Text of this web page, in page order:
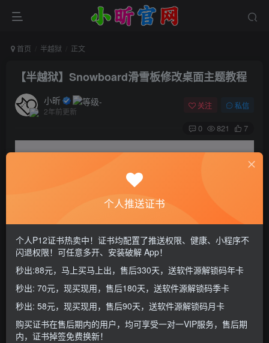
首页 半越狱 正文
【半越狱】Snowboard滑雪板修改桌面主题教程
小昕
2年前更新
关注 私信
0 821 7
半越狱也出来了一段时间，最近好多人都在问桌面主题应该
怎么修改？怎么改桌面的图标？今天小昕给大家介绍介绍怎
么修改
个人推送证书
个人P12证书热卖中！证书均配置了推送权限、健康、小程序不
闪退权限！可任意多开、安装破解 App！
秒出:88元，马上买马上出，售后330天，送软件源解锁码年卡
秒出: 70元，现买现用，售后180天，送软件源解锁码季卡
秒出: 58元，现买现用，售后90天，送软件源解锁码月卡
购买证书在售后期内的用户，均可享受一对一VIP服务，售后期
内，证书掉签免费换新！